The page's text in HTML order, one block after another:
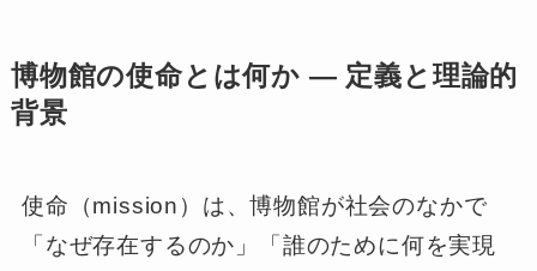
博物館の使命とは何か ― 定義と理論的
背景
使命（mission）は、博物館が社会のなかで
「なぜ存在するのか」「誰のために何を実現